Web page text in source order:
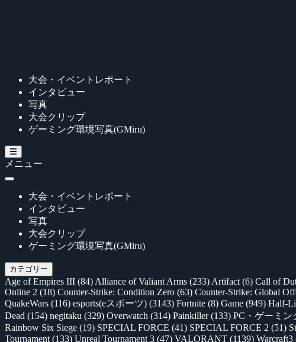
大会・イベントレポート
インタビュー
写真
大会クリップ
ゲーミング環境写真(GMiru)
メニュー
大会・イベントレポート
インタビュー
写真
大会クリップ
ゲーミング環境写真(GMiru)
カテゴリー
Age of Empires III (84) Alliance of Valiant Arms (233) Artifact (6) Call of
Online 2 (18) Counter-Strike: Condition Zero (63) Counter-Strike: Global
QuakeWars (116) esports(eスポーツ) (3143) Fortnite (8) Game (949) Half-
Dead (154) negitaku (329) Overwatch (314) Painkiller(133) PC・ゲーミン
Rainbow Six Siege (19) SPECIAL FORCE (41) SPECIAL FORCE 2 (51)
Tournament (133) Unreal Tournament 3 (47) VALORANT (1139) Warcraft3